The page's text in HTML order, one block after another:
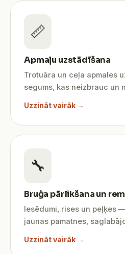
📏
Apmaļu uzstādīšana
Trotuāra un ceļa apmales
segums, kas neizbrauc un
Uzzināt vairāk →
🔧
Bruģa pārlikšana un
Iesēdumi, rises un peļķes
jaunas pamatnes,
Uzzināt vairāk →